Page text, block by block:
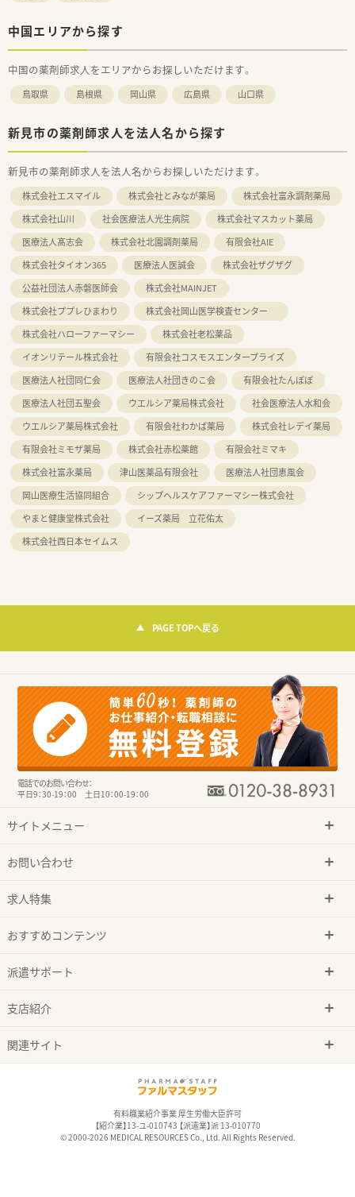
中国エリアから探す
中国の薬剤師求人をエリアからお探しいただけます。
鳥取県 島根県 岡山県 広島県 山口県
新見市の薬剤師求人を法人名から探す
新見市の薬剤師求人を法人名からお探しいただけます。
株式会社エスマイル 株式会社とみなが薬局
株式会社富永調剤薬局
株式会社山川
社会医療法人光生病院
株式会社マスカット薬局
医療法人髙志会
株式会社北園調剤薬局
有限会社AIE
株式会社タイオン365
医療法人医誠会
株式会社ザグザグ
公益社団法人赤磐医師会
株式会社MAINJET
株式会社ププレひまわり
株式会社岡山医学検査センター
株式会社ハローファーマシー
株式会社老松薬品
イオンリテール株式会社
有限会社コスモスエンタープライズ
医療法人社団同仁会
医療法人社団きのこ会
有限会社たんぽぽ
医療法人社団五聖会
ウエルシア薬局株式会社
社会医療法人水和会
ウエルシア薬局株式会社
有限会社わかば薬局
株式会社レデイ薬局
有限会社ミモザ薬局
株式会社赤松薬館
有限会社ミマキ
株式会社富永薬局
津山医薬品有限会社
医療法人社団恵風会
岡山医療生活協同組合
シップヘルスケアファーマシー株式会社
やまと健康堂株式会社
イーズ薬局 立花佑太
株式会社西日本セイムス
PAGE TOPへ戻る
電話でのお問い合わせ：
平日9：30-19：00 土日10：00-19：00
サイトメニュー
お問い合わせ
求人特集
おすすめコンテンツ
派遣サポート
支店紹介
関連サイト
有料職業紹介事業 厚生労働大臣許可
【紹介業】13-ユ-010743 【派遣業】派 13-010770
© 2000-2026 MEDICAL RESOURCES Co., Ltd. All Rights Reserved.